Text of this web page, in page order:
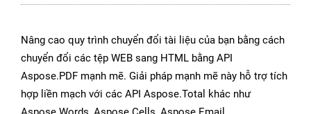
Nâng cao quy trình chuyển đổi tài liệu của bạn bằng cách
chuyển đổi các tệp WEB sang HTML bằng API
Aspose.PDF mạnh mẽ. Giải pháp mạnh mẽ này hỗ trợ tích
hợp liền mạch với các API Aspose.Total khác như